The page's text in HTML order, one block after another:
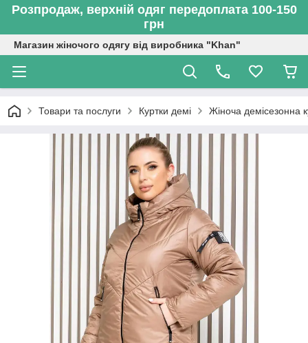
Розпродаж, верхній одяг передоплата 100-150
грн
Магазин жіночого одягу від виробника "Khan"
Товари та послуги Куртки демі Жіноча демісезонна